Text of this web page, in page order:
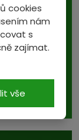
cookies
nám
s
zajímat.
vše